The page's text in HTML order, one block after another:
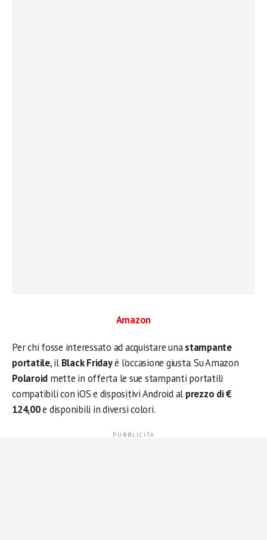
Amazon
Per chi fosse interessato ad acquistare unastampante
portatile, il Black Fridayè l’occasione giusta. Su Amazon
Polaroid mette in offerta le sue stampanti portatili
compatibili con iOS e dispositivi Android al prezzo di €
124,00e disponibili in diversi colori.